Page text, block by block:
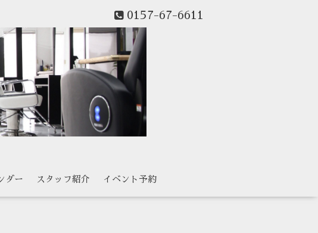
0157-67-6611
ダー スタッフ紹介 イベント予約